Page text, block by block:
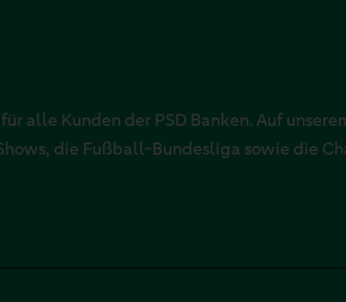
alle Kunden der PSD Banken. Auf
die Fußball-Bundesliga sowie die